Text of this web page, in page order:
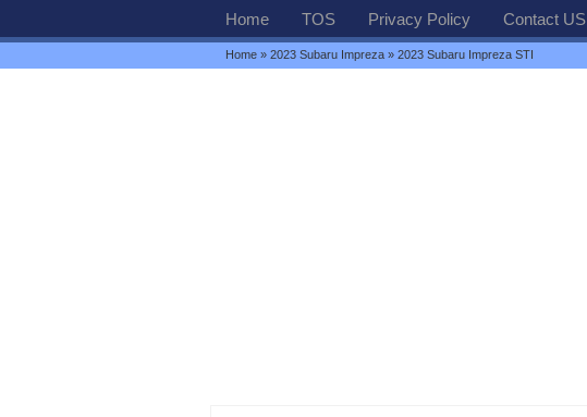
Home TOS Privacy Policy Contact US
Home » 2023 Subaru Impreza » 2023 Subaru Impreza STI